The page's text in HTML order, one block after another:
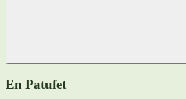
En Patufet